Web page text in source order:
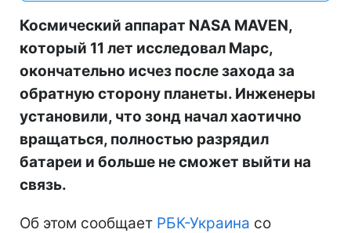
Космический аппарат NASA MAVEN,
который 11 лет исследовал Марс,
окончательно исчез после захода за
обратную сторону планеты. Инженеры
установили, что зонд начал хаотично
вращаться, полностью разрядил
батареи и больше не сможет выйти на
связь.
Об этом сообщает РБК-Украина со